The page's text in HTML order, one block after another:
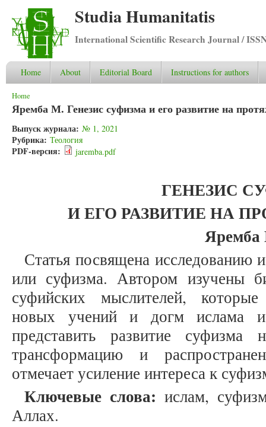
Studia Humanitatis
International Scientific Research Journal /
Home About Editorial Board Instructions for authors
You are here
Home
Яремба М. Генезис суфизма и его развитие на
Выпуск журнала: № 1, 2021
Рубрика: Теология
PDF-версия: jaremba.pdf
ГЕНЕЗИС
И ЕГО РАЗВИТИЕ НА
Статья посвящена исследованию
или суфизма. Автором изучены
суфийских мыслителей,
новых учений и догм ислама
представить развитие
трансформацию и
отмечает усиление интереса к
Ключевые слова: ислам,
Аллах.